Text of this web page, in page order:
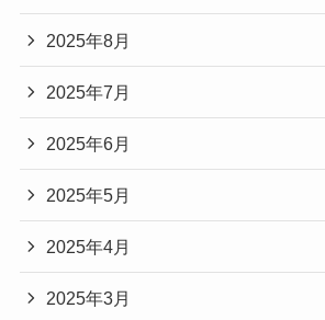
2025年8月
2025年7月
2025年6月
2025年5月
2025年4月
2025年3月